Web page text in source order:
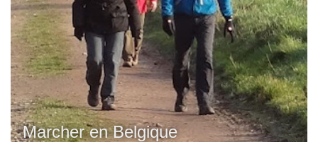
Marcher en Belgique